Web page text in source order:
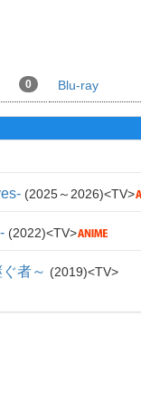
0 Blu-ray
2025～2026 TV
2022 TV
者～ 2019 TV